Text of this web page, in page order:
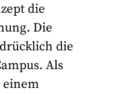
die
Die
die
Als
einem